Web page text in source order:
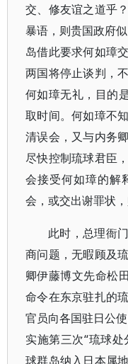
交、修友谊之道乎
暴语，则贵国政府
岛借此要求何如璋
两国将停止谈判，
何如璋无礼，目的
取时间。何如璋不
清误会，又与内务
尽快控制琉球君臣
会接受何如璋的解
会，或交出谢罪状，
此时，总理衙
商问题，无暇顾及
卿伊藤博文先命松
命令在东京驻扎的
官员向各国驻日公
实施第三次“琉球
球群岛纳入日本属